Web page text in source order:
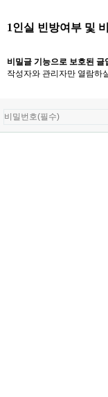
1인실 빈방여부 및
비밀글 기능으로 보호된 글
작성자와 관리자만 열람하